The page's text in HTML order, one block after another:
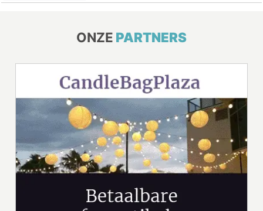
ONZE PARTNERS